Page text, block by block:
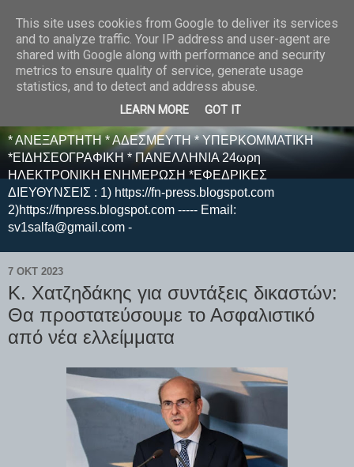
E F E N P R E S S -
ΗΛΕΚΤΡΟΝΙΚΗ
ΕΦΗΜΕΡΙΔΑ
* ΑΝΕΞΑΡΤΗΤΗ * ΑΔΕΣΜΕΥΤΗ * ΥΠΕΡΚΟΜΜΑΤΙΚΗ
*ΕΙΔΗΣΕΟΓΡΑΦΙΚΗ * ΠΑΝΕΛΛΗΝΙΑ 24ωρη
ΗΛΕΚΤΡΟΝΙΚΗ ΕΝΗΜΕΡΩΣΗ *ΕΦΕΔΡΙΚΕΣ
ΔΙΕΥΘΥΝΣΕΙΣ : 1) https://fn-press.blogspot.com
2)https://fnpress.blogspot.com ----- Email:
sv1salfa@gmail.com -
7 ΟΚΤ 2023
Κ. Χατζηδάκης για συντάξεις δικαστών:
Θα προστατεύσουμε το Ασφαλιστικό
από νέα ελλείμματα
This site uses cookies from Google to deliver its services
and to analyze traffic. Your IP address and user-agent are
shared with Google along with performance and security
metrics to ensure quality of service, generate usage
statistics, and to detect and address abuse.
LEARN MORE GOT IT